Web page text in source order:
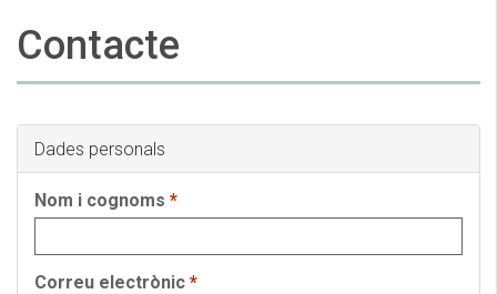
Contacte
Dades personals
Nom i cognoms *
Correu electrònic *